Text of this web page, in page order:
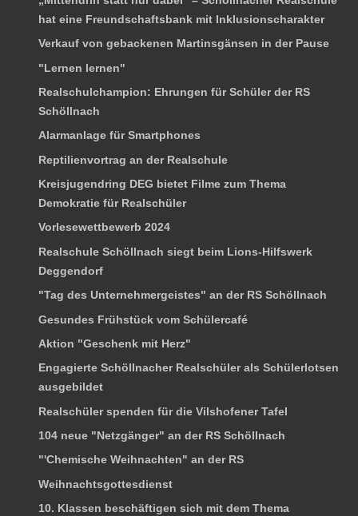
hat eine Freundschaftsbank mit Inklusionscharakter
Verkauf von gebackenen Martinsgänsen in der Pause
"Lernen lernen"
Realschulchampion: Ehrungen für Schüler der RS
Schöllnach
Alarmanlage für Smartphones
Reptilienvortrag an der Realschule
Kreisjugendring DEG bietet Filme zum Thema
Demokratie für Realschüler
Vorlesewettbewerb 2024
Realschule Schöllnach siegt beim Lions-Hilfswerk
Deggendorf
"Tag des Unternehmergeistes" an der RS Schöllnach
Gesundes Frühstück vom Schülercafé
Aktion "Geschenk mit Herz"
Engagierte Schöllnacher Realschüler als Schülerlotsen
ausgebildet
Realschüler spenden für die Vilshofener Tafel
104 neue "Netzgänger" an der RS Schöllnach
"'Chemische Weihnachten" an der RS
Weihnachtsgottesdienst
10. Klassen beschäftigen sich mit dem Thema